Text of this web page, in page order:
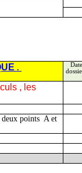
.
, les
deux points Aet